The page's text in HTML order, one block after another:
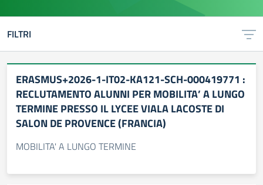
FILTRI
ERASMUS+2026-1-IT02-KA121-SCH-000419771 :
RECLUTAMENTO ALUNNI PER MOBILITA’ A LUNGO
TERMINE PRESSO IL LYCEE VIALA LACOSTE DI
SALON DE PROVENCE (FRANCIA)
MOBILITA' A LUNGO TERMINE